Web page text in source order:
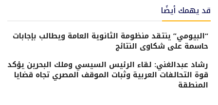
قد يهمك أيضًا
“البيومي” ينتقد منظومة الثانوية العامة ويطالب بإجابات
حاسمة على شكاوى النتائج
رشاد عبدالغني: لقاء الرئيس السيسي وملك البحرين يؤكد
قوة التحالفات العربية وثبات الموقف المصري تجاه قضايا
المنطقة